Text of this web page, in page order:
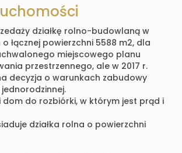
działkę rolno-budowlaną w
łącznej powierzchni 5588 m2, dla
miejscowego planu
przestrzennego, ale w 2017 r.
decyzja o warunkach zabudowy
dom do rozbiórki, w którym jest prąd i
działka rolna o powierzchni